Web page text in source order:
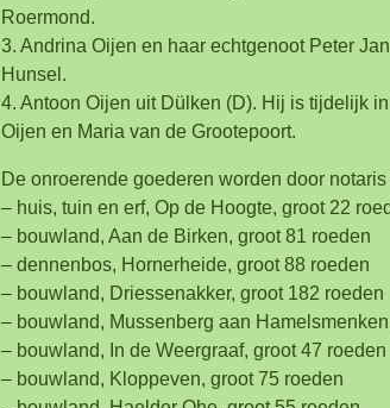
Roermond.
3. Andrina Oijen en haar echtgenoot Peter
Hunsel.
4. Antoon Oijen uit Dülken (D). Hij is tijdelijk
Oijen en Maria van de Grootepoort.
De onroerende goederen worden door
– huis, tuin en erf, Op de Hoogte, groot 22
– bouwland, Aan de Birken, groot 81 roeden
– dennenbos, Hornerheide, groot 88 roeden
– bouwland, Driessenakker, groot 182 roeden
– bouwland, Mussenberg aan
– bouwland, In de Weergraaf, groot 47 roeden
– bouwland, Kloppeven, groot 75 roeden